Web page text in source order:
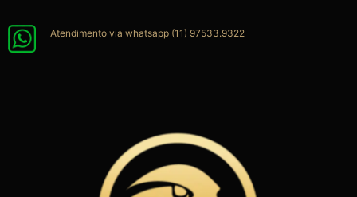
para
Atendimento via whatsapp (11) 97533.9322